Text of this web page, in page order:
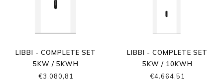
LIBBI - COMPLETE SET
5KW / 5KWH
€3.080,81
LIBBI - COMPLETE SET
5KW / 10KWH
€4.664,51